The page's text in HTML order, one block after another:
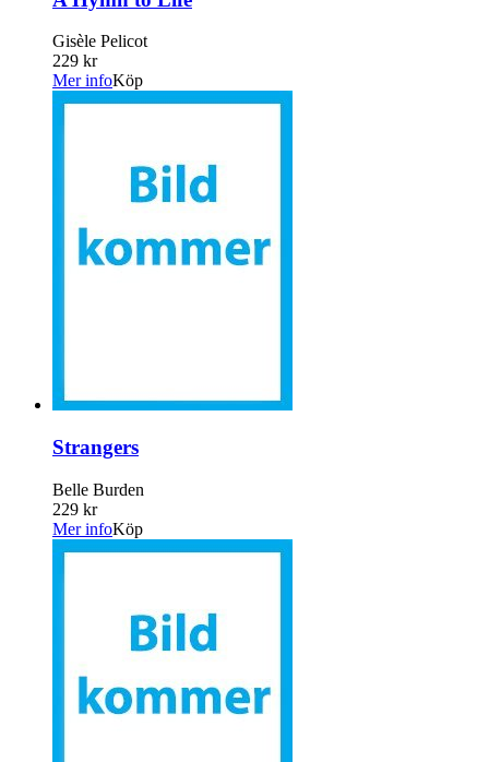
Gisèle Pelicot
229 kr
Mer infoKöp
Strangers
Belle Burden
229 kr
Mer infoKöp